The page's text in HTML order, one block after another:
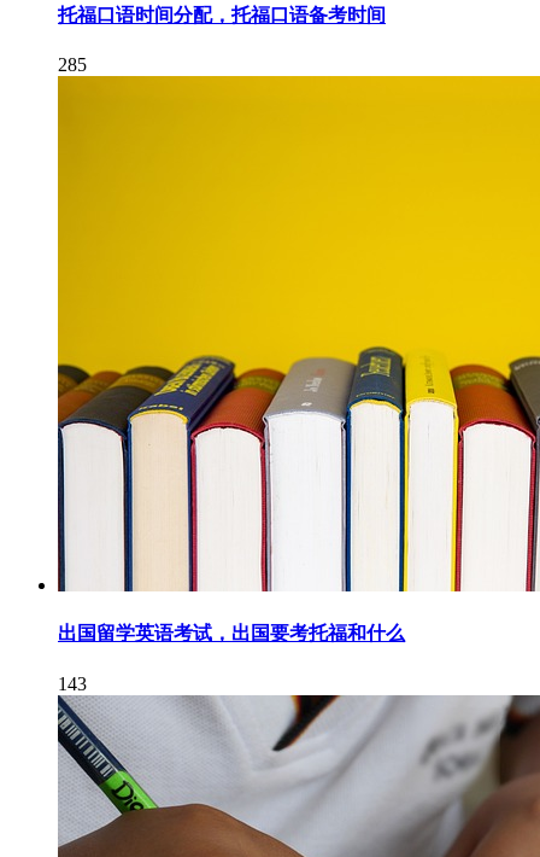
托福口语时间分配，托福口语备考时间
285
出国留学英语考试，出国要考托福和什么
143